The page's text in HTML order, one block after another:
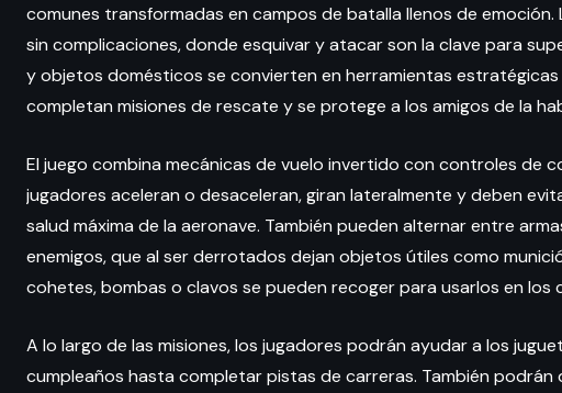
comunes transformadas en campos de batalla llenos de
sin complicaciones, donde esquivar y atacar son la clave para
y objetos domésticos se convierten en herramientas
completan misiones de rescate y se protege a los amigos de la
El juego combina mecánicas de vuelo invertido con controles de
jugadores aceleran o desaceleran, giran lateralmente y deben
salud máxima de la aeronave. También pueden alternar entre
enemigos, que al ser derrotados dejan objetos útiles como
cohetes, bombas o clavos se pueden recoger para usarlos en los
A lo largo de las misiones, los jugadores podrán ayudar a los
cumpleaños hasta completar pistas de carreras. También